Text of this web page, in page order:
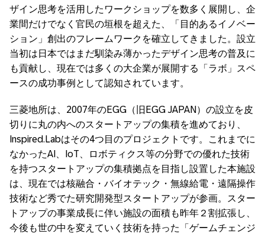
ザイン思考を活用したワークショップを数多く展開し、企
業間だけでなく官民の垣根を超えた、「目的あるイノベー
ション」創出のフレームワークを確立してきました。設立
当初は日本ではまだ馴染み薄かったデザイン思考の普及に
も貢献し、現在では多くの大企業が展開する「ラボ」スペ
ースの成功事例として認知されています。
三菱地所は、2007年のEGG（旧EGG JAPAN）の設立を皮
切りに丸の内へのスタートアップの集積を進めており、
Inspired.Labはその4つ目のプロジェクトです。これまでに
なかったAI、IoT、ロボティクス等の分野での優れた技術
を持つスタートアップの集積拠点を目指し設置した本施設
は、現在では核融合・バイオテック・無線給電・遠隔操作
技術など秀でた研究開発型スタートアップが参画。スター
トアップの事業成長に伴い施設の面積も昨年２割拡張し、
今後も世の中を変えていく技術を持った「ゲームチェンジ